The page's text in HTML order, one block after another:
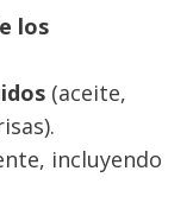
los
(aceite,
incluyendo